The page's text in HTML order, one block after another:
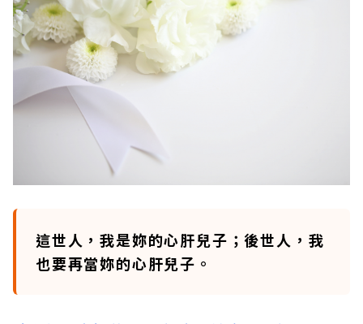
這世人，我是妳的心肝兒子；後世人，我
也要再當妳的心肝兒子。